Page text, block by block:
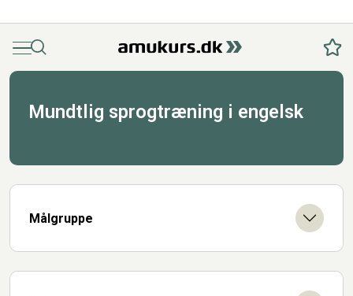
MenuSøg
Mundtlig sprogtræning i engelsk
Målgruppe